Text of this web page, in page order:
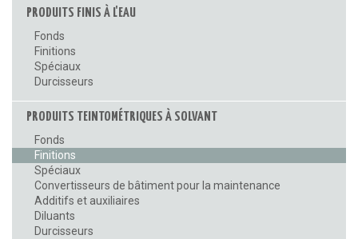
PRODUITS FINIS À L'EAU
Fonds
Finitions
Spéciaux
Durcisseurs
PRODUITS TEINTOMÉTRIQUES À SOLVANT
Fonds
Finitions
Spéciaux
Convertisseurs de bâtiment pour la maintenance
Additifs et auxiliaires
Diluants
Durcisseurs